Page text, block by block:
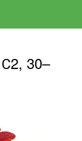
30–